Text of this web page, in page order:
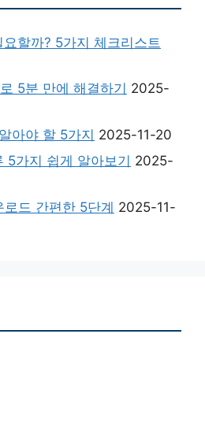
할까? 5가지 체크리스트
5분 만에 해결하기 2025-
아야 할 5가지 2025-11-20
5가지 쉽게 알아보기 2025-
드 간편한 5단계 2025-11-